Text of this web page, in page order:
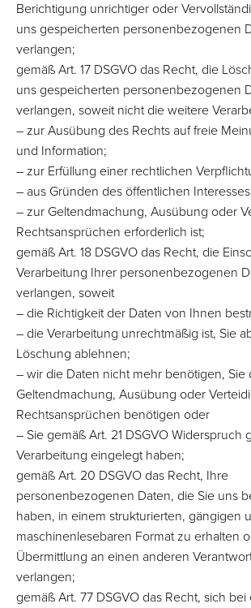
Berichtigung unrichtiger oder
uns gespeicherten personenbezogenen
verlangen;
gemäß Art. 17 DSGVO das Recht, die
uns gespeicherten personenbezogenen
verlangen, soweit nicht die weitere
– zur Ausübung des Rechts auf freie
und Information;
– zur Erfüllung einer rechtlichen
– aus Gründen des öffentlichen
– zur Geltendmachung, Ausübung oder
Rechtsansprüchen erforderlich ist;
gemäß Art. 18 DSGVO das Recht, die
Verarbeitung Ihrer personenbezogenen
verlangen, soweit
– die Richtigkeit der Daten von Ihnen
– die Verarbeitung unrechtmäßig ist, Sie
Löschung ablehnen;
– wir die Daten nicht mehr benötigen, Sie
Geltendmachung, Ausübung oder
Rechtsansprüchen benötigen oder
– Sie gemäß Art. 21 DSGVO Widerspruch
Verarbeitung eingelegt haben;
gemäß Art. 20 DSGVO das Recht, Ihre
personenbezogenen Daten, die Sie uns
haben, in einem strukturierten, gängigen
maschinenlesebaren Format zu erhalten
Übermittlung an einen anderen
verlangen;
gemäß Art. 77 DSGVO das Recht, sich bei